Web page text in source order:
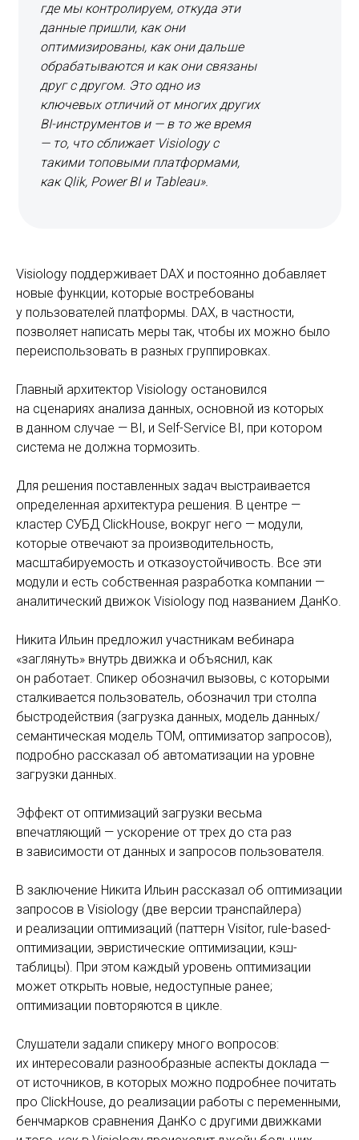
где мы контролируем, откуда эти
данные пришли, как они
оптимизированы, как они дальше
обрабатываются и как они связаны
друг с другом. Это одно из
ключевых отличий от многих других
BI-инструментов и — в то же время
— то, что сближает Visiology с
такими топовыми платформами,
как Qlik, Power BI и Tableau».
Visiology поддерживает DAX и постоянно добавляет
новые функции, которые востребованы
у пользователей платформы. DAX, в частности,
позволяет написать меры так, чтобы их можно было
переиспользовать в разных группировках.
Главный архитектор Visiology остановился
на сценариях анализа данных, основной из которых
в данном случае — BI, и Self-Service BI, при котором
система не должна тормозить.
Для решения поставленных задач выстраивается
определенная архитектура решения. В центре —
кластер СУБД ClickHouse, вокруг него — модули,
которые отвечают за производительность,
масштабируемость и отказоустойчивость. Все эти
модули и есть собственная разработка компании —
аналитический движок Visiology под названием ДанКо.
Никита Ильин предложил участникам вебинара
«заглянуть» внутрь движка и объяснил, как
он работает. Спикер обозначил вызовы, с которыми
сталкивается пользователь, обозначил три столпа
быстродействия (загрузка данных, модель данных/
семантическая модель ТОМ, оптимизатор запросов),
подробно рассказал об автоматизации на уровне
загрузки данных.
Эффект от оптимизаций загрузки весьма
впечатляющий — ускорение от трех до ста раз
в зависимости от данных и запросов пользователя.
В заключение Никита Ильин рассказал об оптимизации
запросов в Visiology (две версии транспайлера)
и реализации оптимизаций (паттерн Visitor, rule-based-
оптимизации, эвристические оптимизации, кэш-
таблицы). При этом каждый уровень оптимизации
может открыть новые, недоступные ранее;
оптимизации повторяются в цикле.
Слушатели задали спикеру много вопросов:
их интересовали разнообразные аспекты доклада —
от источников, в которых можно подробнее почитать
про ClickHouse, до реализации работы с переменными,
бенчмарков сравнения ДанКо с другими движками